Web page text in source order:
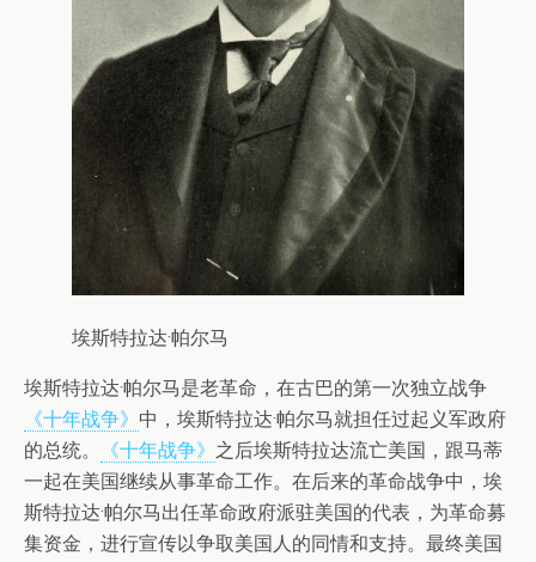
埃斯特拉达·帕尔马
埃斯特拉达·帕尔马是老革命，在古巴的第一次独立战争
《十年战争》 中，埃斯特拉达·帕尔马就担任过起义军政府
的总统。
《十年战争》 之后埃斯特拉达流亡美国，跟马蒂
一起在美国继续从事革命工作。在后来的革命战争中，埃
斯特拉达·帕尔马出任革命政府派驻美国的代表，为革命募
集资金，进行宣传以争取美国人的同情和支持。最终美国